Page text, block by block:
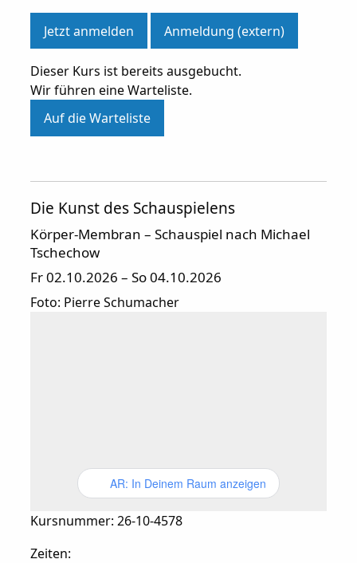
Jetzt anmelden Anmeldung (extern)
Dieser Kurs ist bereits ausgebucht.
Wir führen eine Warteliste.
Auf die Warteliste
Die Kunst des Schauspielens
Körper-Membran – Schauspiel nach Michael
Tschechow
Fr 02.10.2026 – So 04.10.2026
Foto: Pierre Schumacher
AR: In Deinem Raum anzeigen
Kursnummer: 26-10-4578
Zeiten: